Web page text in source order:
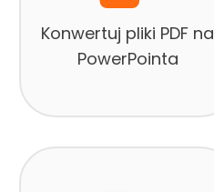
Konwertuj pliki PDF na
PowerPointa